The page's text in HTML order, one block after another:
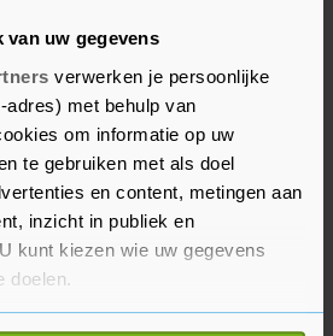
uw gegevens
verwerken je persoonlijke
met behulp van
om informatie op uw
te gebruiken met als doel
en content, metingen aan
inzicht in publiek en
kunt kiezen wie uw gegevens
doelen.